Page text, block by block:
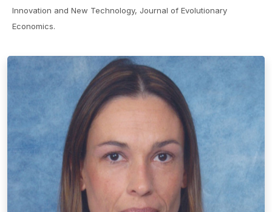
Innovation and New Technology, Journal of Evolutionary
Economics.